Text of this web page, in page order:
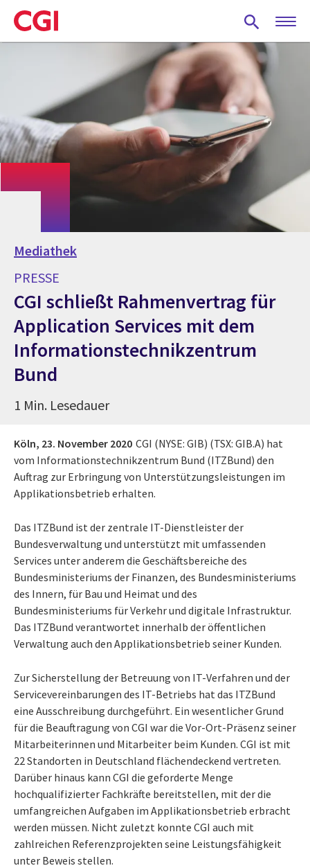
Skip
to
main
Mediathek
PRESSE
CGI schließt Rahmenvertrag für
Application Services mit dem
Informationstechnikzentrum
Bund
1 Min. Lesedauer
Köln, 23. November 2020 CGI (NYSE: GIB) (TSX: GIB.A) hat
vom Informationstechnikzentrum Bund (ITZBund) den
Auftrag zur Erbringung von Unterstützungsleistungen im
Applikationsbetrieb erhalten.
Das ITZBund ist der zentrale IT-Dienstleister der
Bundesverwaltung und unterstützt mit umfassenden
Services unter anderem die Geschäftsbereiche des
Bundesministeriums der Finanzen, des Bundesministeriums
des Innern, für Bau und Heimat und des
Bundesministeriums für Verkehr und digitale Infrastruktur.
Das ITZBund verantwortet innerhalb der öffentlichen
Verwaltung auch den Applikationsbetrieb seiner Kunden.
Zur Sicherstellung der Betreuung von IT-Verfahren und der
Servicevereinbarungen des IT-Betriebs hat das ITZBund
eine Ausschreibung durchgeführt. Ein wesentlicher Grund
für die Beauftragung von CGI war die Vor-Ort-Präsenz seiner
Mitarbeiterinnen und Mitarbeiter beim Kunden. CGI ist mit
22 Standorten in Deutschland flächendeckend vertreten.
Darüber hinaus kann CGI die geforderte Menge
hochqualifizierter Fachkräfte bereitstellen, mit der die
umfangreichen Aufgaben im Applikationsbetrieb erbracht
werden müssen. Nicht zuletzt konnte CGI auch mit
zahlreichen Referenzprojekten seine Leistungsfähigkeit
unter Beweis stellen.